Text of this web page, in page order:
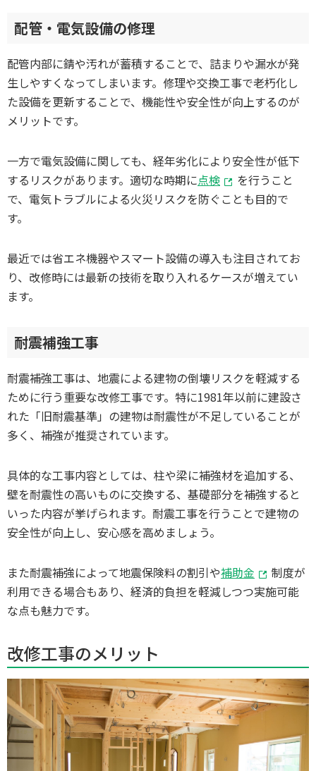
配管・電気設備の修理
配管内部に錆や汚れが蓄積することで、詰まりや漏水が発
生しやすくなってしまいます。修理や交換工事で老朽化し
た設備を更新することで、機能性や安全性が向上するのが
メリットです。
一方で電気設備に関しても、経年劣化により安全性が低下
するリスクがあります。適切な時期に点検
を行うこと
で、電気トラブルによる火災リスクを防ぐことも目的で
す。
最近では省エネ機器やスマート設備の導入も注目されてお
り、改修時には最新の技術を取り入れるケースが増えてい
ます。
耐震補強工事
耐震補強工事は、地震による建物の倒壊リスクを軽減する
ために行う重要な改修工事です。特に1981年以前に建設さ
れた「旧耐震基準」の建物は耐震性が不足していることが
多く、補強が推奨されています。
具体的な工事内容としては、柱や梁に補強材を追加する、
壁を耐震性の高いものに交換する、基礎部分を補強すると
いった内容が挙げられます。耐震工事を行うことで建物の
安全性が向上し、安心感を高めましょう。
また耐震補強によって地震保険料の割引や補助金
制度が
利用できる場合もあり、経済的負担を軽減しつつ実施可能
な点も魅力です。
改修工事のメリット